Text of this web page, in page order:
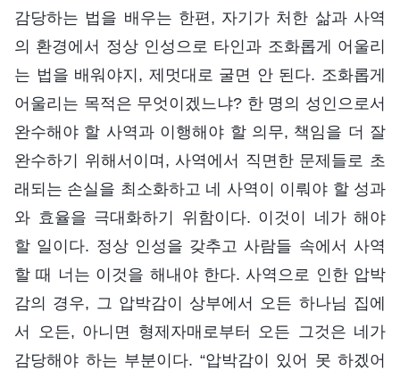
감당하는 법을 배우는 한편, 자기가 처한 삶과 사역
의 환경에서 정상 인성으로 타인과 조화롭게 어울리
는 법을 배워야지, 제멋대로 굴면 안 된다. 조화롭게
어울리는 목적은 무엇이겠느냐? 한 명의 성인으로서
완수해야 할 사역과 이행해야 할 의무, 책임을 더 잘
완수하기 위해서이며, 사역에서 직면한 문제들로 초
래되는 손실을 최소화하고 네 사역이 이뤄야 할 성과
와 효율을 극대화하기 위함이다. 이것이 네가 해야
할 일이다. 정상 인성을 갖추고 사람들 속에서 사역
할 때 너는 이것을 해내야 한다. 사역으로 인한 압박
감의 경우, 그 압박감이 상부에서 오든 하나님 집에
서 오든, 아니면 형제자매로부터 오든 그것은 네가
감당해야 하는 부분이다. “압박감이 있어 못 하겠어